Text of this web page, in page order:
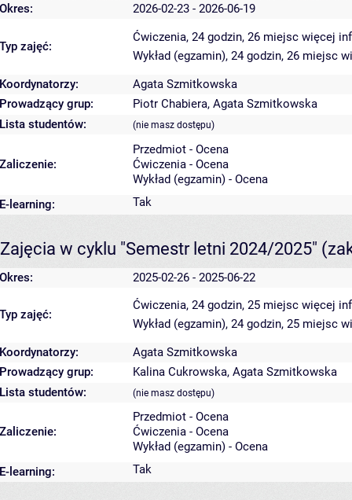
Okres: 2026-02-23 - 2026-06-19
Typ zajęć:
Ćwiczenia, 24 godzin, 26 miejsc więcej
Wykład (egzamin), 24 godzin, 26 miejsc
Koordynatorzy:
Agata Szmitkowska
Prowadzący grup:
Piotr Chabiera, Agata Szmitkowska
Lista studentów:
(nie masz dostępu)
Zaliczenie:
Przedmiot - Ocena
Ćwiczenia - Ocena
Wykład (egzamin) - Ocena
E-learning:
Tak
Zajęcia w cyklu "Semestr letni 2024/2025"
Okres: 2025-02-26 - 2025-06-22
Typ zajęć:
Ćwiczenia, 24 godzin, 25 miejsc więcej
Wykład (egzamin), 24 godzin, 25 miejsc
Koordynatorzy:
Agata Szmitkowska
Prowadzący grup:
Kalina Cukrowska, Agata Szmitkowska
Lista studentów:
(nie masz dostępu)
Zaliczenie:
Przedmiot - Ocena
Ćwiczenia - Ocena
Wykład (egzamin) - Ocena
E-learning:
Tak